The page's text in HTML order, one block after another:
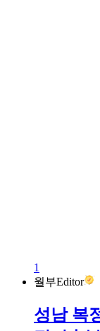
1
월부Editor
성남 복